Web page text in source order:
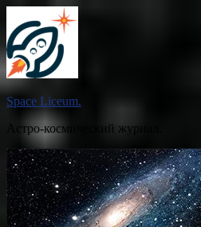
содержимому
Space Liceum.
Астро-космический журнал.